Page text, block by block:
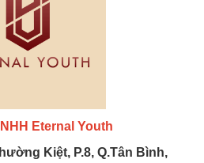
Eternal Youth
Kiệt, P.8, Q.Tân Bình,